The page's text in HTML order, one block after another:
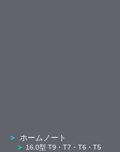
ホームノート
16.0型 T9・T7・T6・T5